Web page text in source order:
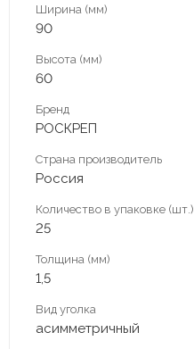
Ширина (мм)
90
Высота (мм)
60
Бренд
РОСКРЕП
Страна производитель
Россия
Количество в упаковке (шт.)
25
Толщина (мм)
1,5
Вид уголка
асимметричный